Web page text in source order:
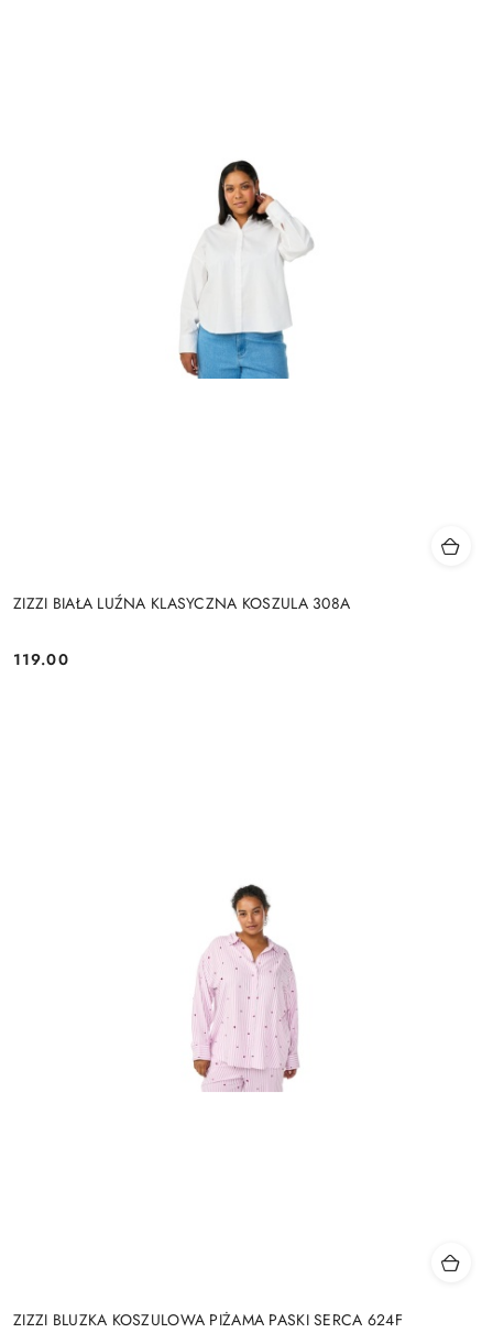
ZIZZI BIAŁA LUŹNA KLASYCZNA KOSZULA 308A
Cena:
119.00
ZIZZI BLUZKA KOSZULOWA PIŻAMA PASKI SERCA 624F